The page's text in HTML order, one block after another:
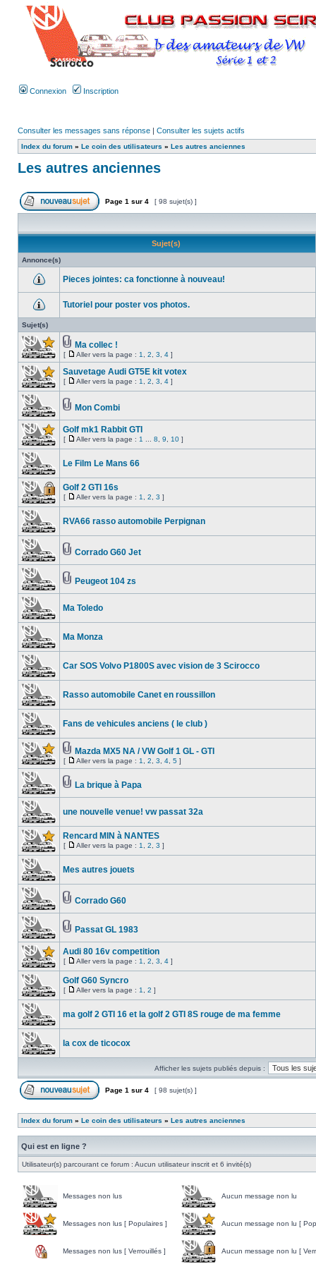
Connexion Inscription
Consulter les messages sans réponse | Consulter les sujets actifs
Index du forum » Le coin des utilisateurs » Les autres anciennes
Les autres anciennes
Page 1 sur 4 [ 98 sujet(s) ]
Sujet(s)
Annonce(s)
Pieces jointes: ca fonctionne à nouveau!
Tutoriel pour poster vos photos.
Sujet(s)
Ma collec !
[ Aller vers la page : 1 2 3 4 ]
Sauvetage Audi GT5E kit votex
[ Aller vers la page : 1 2 3 4 ]
Mon Combi
Golf mk1 Rabbit GTI
[ Aller vers la page : 1 8 9 10 ]
Le Film Le Mans 66
Golf 2 GTI 16s
[ Aller vers la page : 1 2 3 ]
RVA66 rasso automobile Perpignan
Corrado G60 Jet
Peugeot 104 zs
Ma Toledo
Ma Monza
Car SOS Volvo P1800S avec vision de 3 Scirocco
Rasso automobile Canet en roussillon
Fans de vehicules anciens ( le club )
Mazda MX5 NA / VW Golf 1 GL - GTI
[ Aller vers la page : 1 2 3 4 5 ]
La brique à Papa
une nouvelle venue! vw passat 32a
Rencard MIN à NANTES
[ Aller vers la page : 1 2 3 ]
Mes autres jouets
Corrado G60
Passat GL 1983
Audi 80 16v competition
[ Aller vers la page : 1 2 3 4 ]
Golf G60 Syncro
[ Aller vers la page : 1 2 ]
ma golf 2 GTI 16 et la golf 2 GTI 8S rouge de ma femme
la cox de ticocox
Afficher les sujets publiés depuis :
Page 1 sur 4 [ 98 sujet(s) ]
Index du forum » Le coin des utilisateurs » Les autres anciennes
Qui est en ligne ?
Utilisateur(s) parcourant ce forum : Aucun utilisateur inscrit et 6 invité(s)
Messages non lus Aucun message non lu
Messages non lus [ Populaires ] Aucun message non lu [
Messages non lus [ Verrouillés ] Aucun message non lu [